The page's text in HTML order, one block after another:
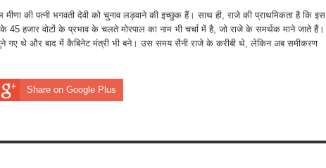
मीणा की पत्नी भगवती देवी को चुनाव लड़वाने की इच्छुक हैं। साथ ही, राजे की प्राथमिकता है कि इस
45 हजार वोटों के प्रभाव के चलते मोरपाल का नाम भी चर्चा में है, जो राजे के समर्थक माने जाते हैं।
गए थे और बाद में कैबिनेट मंत्री भी बने। उस समय सैनी राजे के करीबी थे, लेकिन अब समीकरण
Share on Google Plus